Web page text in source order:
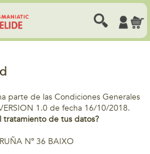
parte de las Condiciones Generales
1.0 de fecha 16/10/2018.
tratamiento de tus datos?
Nº 36 BAIXO